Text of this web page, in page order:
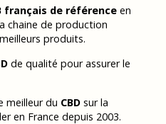
français de référenceen
chaine de production
produits.
de qualité pour assurer le
meilleur du CBDsur la
en France depuis 2003.